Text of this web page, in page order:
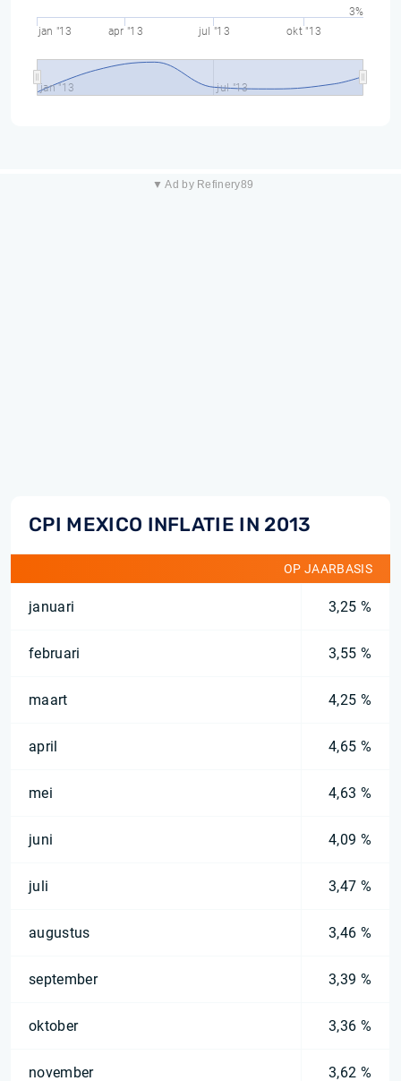
jan "13 apr "13 jul "13 okt "13
jan "13 jul "13
3%
▼ Ad by Refinery89
CPI MEXICO INFLATIE IN 2013
OP JAARBASIS
januari 3,25 %
februari 3,55 %
maart 4,25 %
april 4,65 %
mei 4,63 %
juni 4,09 %
juli 3,47 %
augustus 3,46 %
september 3,39 %
oktober 3,36 %
november 3,62 %